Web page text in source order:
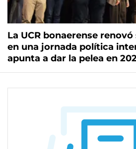
La UCR bonaerense
en una jornada política
apunta a dar la pelea en